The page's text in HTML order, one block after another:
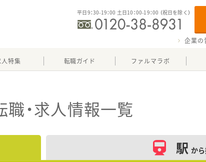
平日9：30-19：00 土日10：00-19：00 （祝日を除く）
企業の
人特集 転職ガイド ファルマラボ
・求人情報一覧
駅 か